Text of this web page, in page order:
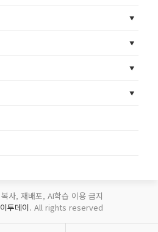
사, 재배포, AI학습 이용 금지
이투데이. All rights reserved